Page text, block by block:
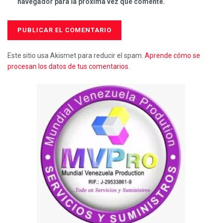
Este sitio usa Akismet para reducir el spam. Aprende cómo se
procesan los datos de tus comentarios.